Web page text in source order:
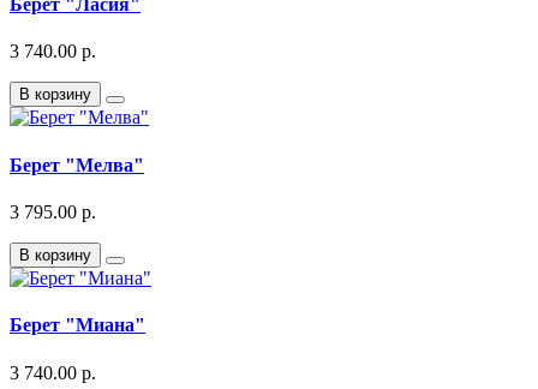
Берет "Ласия"
3 740.00 р.
В корзину
Берет "Мелва"
3 795.00 р.
В корзину
Берет "Миана"
3 740.00 р.